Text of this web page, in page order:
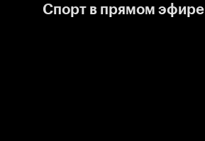
Спорт в прямом эфире